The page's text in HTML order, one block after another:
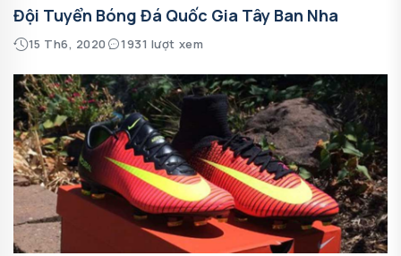
Đội Tuyển Bóng Đá Quốc Gia Tây Ban Nha
15 Th6, 2020 1931 lượt xem